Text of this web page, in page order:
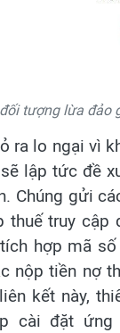
tượng lừa đảo
ra lo ngại vì
lập tức đề
Chúng gửi
thuế truy cập
hợp mã
nộp tiền nợ
kết này,
cài đặt ứng